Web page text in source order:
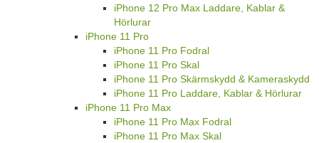
iPhone 12 Pro Max Laddare, Kablar &
Hörlurar
iPhone 11 Pro
iPhone 11 Pro Fodral
iPhone 11 Pro Skal
iPhone 11 Pro Skärmskydd & Kameraskydd
iPhone 11 Pro Laddare, Kablar & Hörlurar
iPhone 11 Pro Max
iPhone 11 Pro Max Fodral
iPhone 11 Pro Max Skal